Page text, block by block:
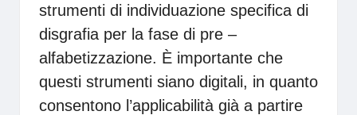
strumenti di individuazione specifica di
disgrafia per la fase di pre –
alfabetizzazione. È importante che
questi strumenti siano digitali, in quanto
consentono l’applicabilità già a partire